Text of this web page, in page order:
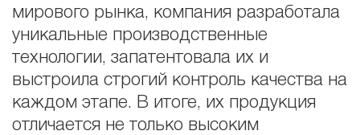
мирового рынка, компания разработала
уникальные производственные
технологии, запатентовала их и
выстроила строгий контроль качества на
каждом этапе. В итоге, их продукция
отличается не только высоким